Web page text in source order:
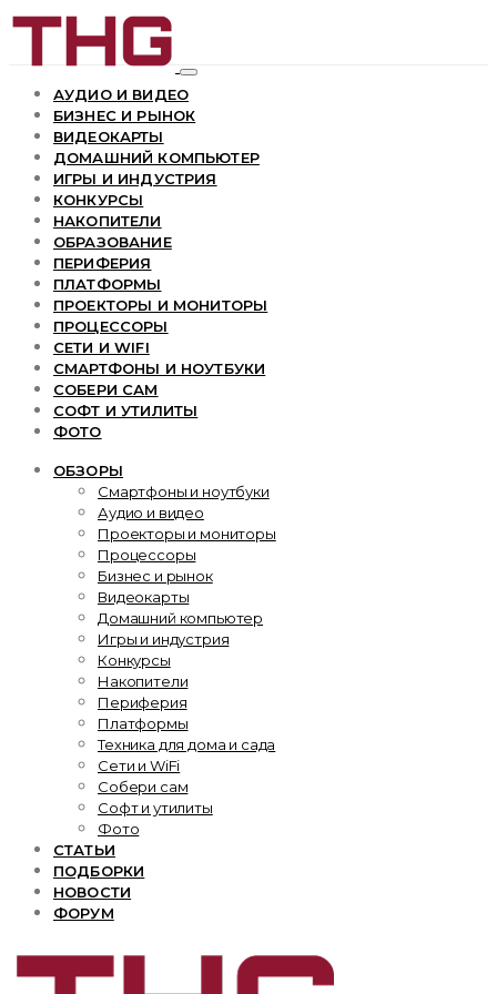
АУДИО И ВИДЕО
БИЗНЕС И РЫНОК
ВИДЕОКАРТЫ
ДОМАШНИЙ КОМПЬЮТЕР
ИГРЫ И ИНДУСТРИЯ
КОНКУРСЫ
НАКОПИТЕЛИ
ОБРАЗОВАНИЕ
ПЕРИФЕРИЯ
ПЛАТФОРМЫ
ПРОЕКТОРЫ И МОНИТОРЫ
ПРОЦЕССОРЫ
СЕТИ И WIFI
СМАРТФОНЫ И НОУТБУКИ
СОБЕРИ САМ
СОФТ И УТИЛИТЫ
ФОТО
ОБЗОРЫ
Смартфоны и ноутбуки
Аудио и видео
Проекторы и мониторы
Процессоры
Бизнес и рынок
Видеокарты
Домашний компьютер
Игры и индустрия
Конкурсы
Накопители
Периферия
Платформы
Техника для дома и сада
Сети и WiFi
Собери сам
Софт и утилиты
Фото
СТАТЬИ
ПОДБОРКИ
НОВОСТИ
ФОРУМ